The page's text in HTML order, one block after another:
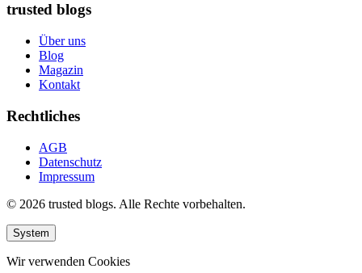
trusted blogs
Über uns
Blog
Magazin
Kontakt
Rechtliches
AGB
Datenschutz
Impressum
© 2026 trusted blogs. Alle Rechte vorbehalten.
System
Wir verwenden Cookies